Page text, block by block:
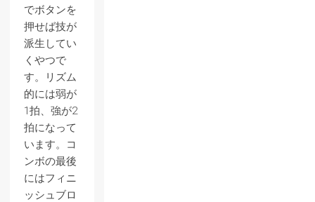
でボタンを
押せば技が
派生してい
くやつで
す。リズム
的には弱が
1拍、強が2
拍になって
います。コ
ンボの最後
にはフィニ
ッシュブロ